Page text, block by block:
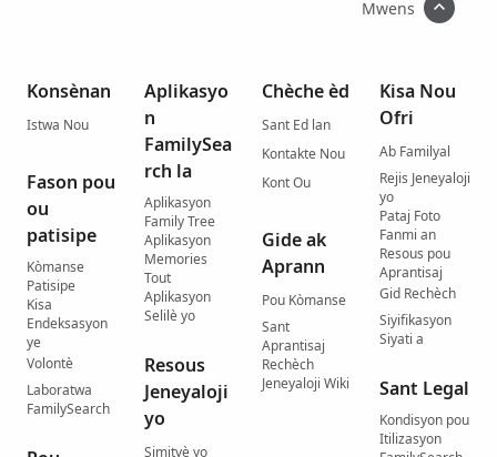
Mwens
Konsènan
Istwa Nou
Fason pou
ou
patisipe
Kòmanse
Patisipe
Kisa
Endeksasyon
ye
Volontè
Laboratwa
FamilySearch
Aplikasyo
n
FamilySea
rch la
Aplikasyon
Family Tree
Aplikasyon
Memories
Tout
Aplikasyon
Selilè yo
Resous
Jeneyaloji
yo
Simityè yo
Chèche èd
Sant Ed lan
Kontakte Nou
Kont Ou
Gide ak
Aprann
Pou Kòmanse
Sant
Aprantisaj
Rechèch
Jeneyaloji Wiki
Kisa Nou
Ofri
Ab Familyal
Rejis Jeneyaloji
yo
Pataj Foto
Fanmi an
Resous pou
Aprantisaj
Gid Rechèch
Siyifikasyon
Siyati a
Sant Legal
Kondisyon pou
Itilizasyon